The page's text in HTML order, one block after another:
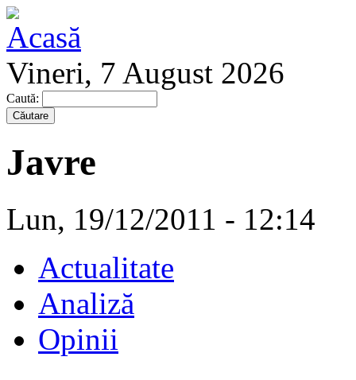
Vineri, 7 August 2026
Caută:
Javre
Lun, 19/12/2011 - 12:14
Actualitate
Analiză
Opinii